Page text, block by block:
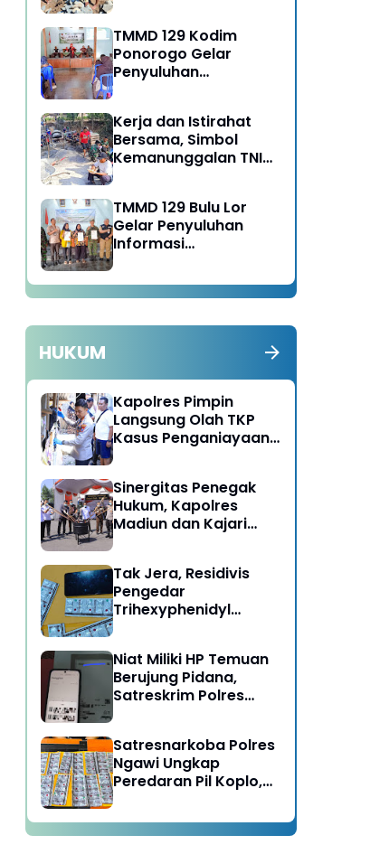
Turun
ke Warung
Jaga
Ingin Pembangunan
Jalan Cepat Rampung,
TNI Belum Datang Pak
Parni Sudah Kerja Duluan
Jalan
TMMD 129 Kodim
Ponorogo Gelar
Penyuluhan
Kerja dan Istirahat
Bersama, Simbol
Kemanunggalan TNI
TMMD 129 Bulu Lor
Gelar Penyuluhan
Informasi
Fasilitas NIB SERGAPP
HUKUM
Kapolres Pimpin
Langsung Olah TKP
Kasus Penganiayaan
Ngawi
Sinergitas Penegak
Hukum, Kapolres
Madiun dan Kajari
Umum
Tak Jera, Residivis
Pengedar
Trihexyphenidyl
Ngawi
Niat Miliki HP Temuan
Berujung Pidana,
Satreskrim Polres
Satresnarkoba Polres
Ngawi Ungkap
Peredaran Pil Koplo,
Diamankan